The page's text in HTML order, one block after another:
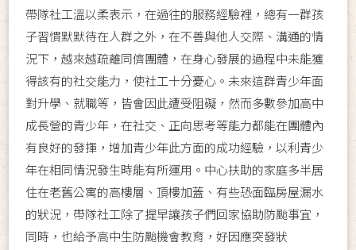
帶隊社工溫以柔表示，在過往的服務經驗裡，總有一群孩
子習慣默默待在人群之外，在不善與他人交際、溝通的情
況下，越來越疏離同儕團體，在身心發展的過程中未能獲
得該有的社交能力，使社工十分憂心。未來這群青少年面
對升學、就職等，皆會因此遭受阻礙，然而多數參加高中
成長營的青少年，在社交、正向思考等能力都能在團體內
有良好的發揮，增加青少年此方面的成功經驗，以利青少
年在相同情況發生時能有所運用。中心扶助的家庭多半居
住在老舊公寓的高樓層、頂樓加蓋、有些恐面臨房屋漏水
的狀況，帶隊社工除了提早讓孩子們回家協助防颱事宜，
同時，也給予高中生防颱機會教育，好因應突發狀